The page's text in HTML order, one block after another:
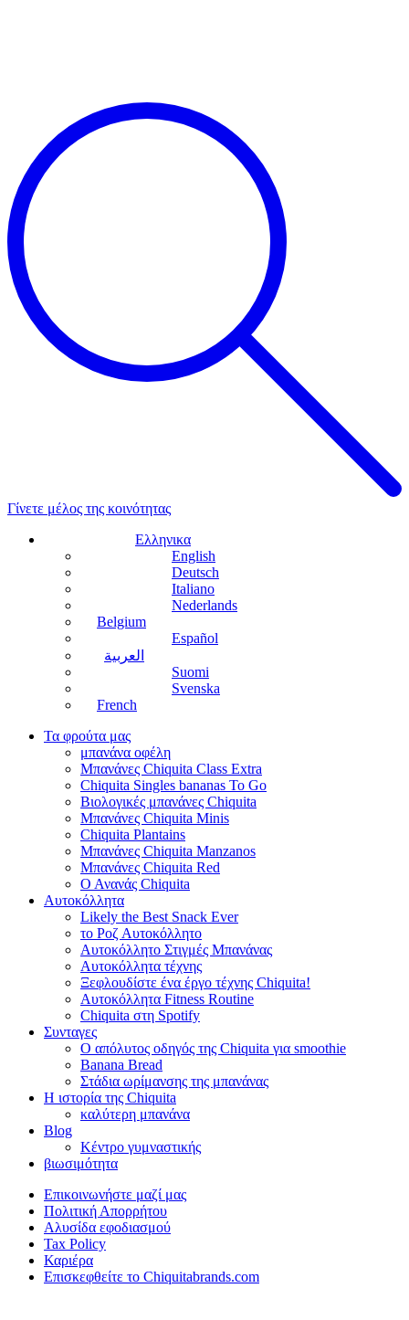
Γίνετε μέλος της κοινότητας
Ελληνικα
English
Deutsch
Italiano
Nederlands
Belgium
Español
العربية
Suomi
Svenska
French
Τα φρούτα μας
μπανάνα οφέλη
Μπανάνες Chiquita Class Extra
Chiquita Singles bananas To Go
Βιολογικές μπανάνες Chiquita
Μπανάνες Chiquita Minis
Chiquita Plantains
Μπανάνες Chiquita Manzanos
Μπανάνες Chiquita Red
Ο Ανανάς Chiquita
Αυτοκόλλητα
Likely the Best Snack Ever
το Ροζ Αυτοκόλλητο
Αυτοκόλλητο Στιγμές Μπανάνας
Αυτοκόλλητα τέχνης
Ξεφλουδίστε ένα έργο τέχνης Chiquita!
Αυτοκόλλητα Fitness Routine
Chiquita στη Spotify
Συνταγες
Ο απόλυτος οδηγός της Chiquita για smoothie
Banana Bread
Στάδια ωρίμανσης της μπανάνας
Η ιστορία της Chiquita
καλύτερη μπανάνα
Blog
Κέντρο γυμναστικής
βιωσιμότητα
Επικοινωνήστε μαζί μας
Πολιτική Απορρήτου
Αλυσίδα εφοδιασμού
Tax Policy
Καριέρα
Επισκεφθείτε το Chiquitabrands.com